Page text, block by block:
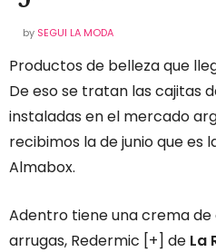
by SEGUI LA MODA
Productos de belleza que
De eso se tratan las cajitas
instaladas en el mercado
recibimos la de junio que es
Almabox.
Adentro tiene una crema
arrugas, Redermic [+] de La